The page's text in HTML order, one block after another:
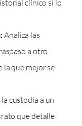
clínico si lo
Analiza las
a otro
la que mejor se
custodia a un
que detalle